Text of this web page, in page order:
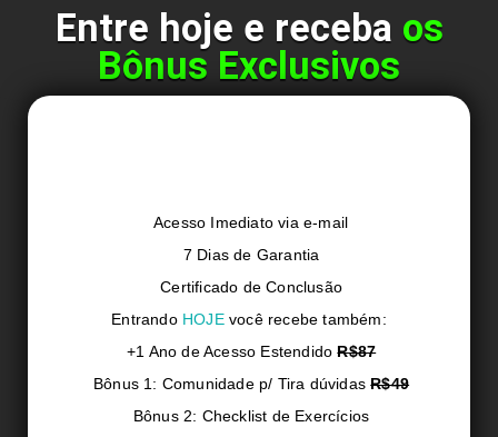
Entre hoje e receba os
Bônus Exclusivos
Acesso Imediato via e-mail
7 Dias de Garantia
Certificado de Conclusão
Entrando HOJEvocê recebe também:
+1 Ano de Acesso EstendidoR$87
Bônus 1: Comunidade p/ Tira dúvidasR$49
Bônus 2: Checklist de Exercícios